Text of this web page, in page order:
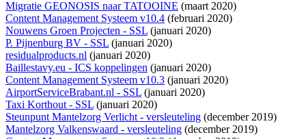
Migratie GEONOSIS naar TATOOINE (maart 2020)
Content Management Systeem v10.4 (februari 2020)
Nouwens Groen Projecten - SSL (januari 2020)
P. Pijnenburg BV - SSL (januari 2020)
residualproducts.nl (januari 2020)
Baillestavy.eu - ICS koppelingen (januari 2020)
Content Management Systeem v10.3 (januari 2020)
AirportServiceBrabant.nl - SSL (januari 2020)
Taxi Korthout - SSL (januari 2020)
Steunpunt Mantelzorg Verlicht - versleuteling (december 2019)
Mantelzorg Valkenswaard - versleuteling (december 2019)